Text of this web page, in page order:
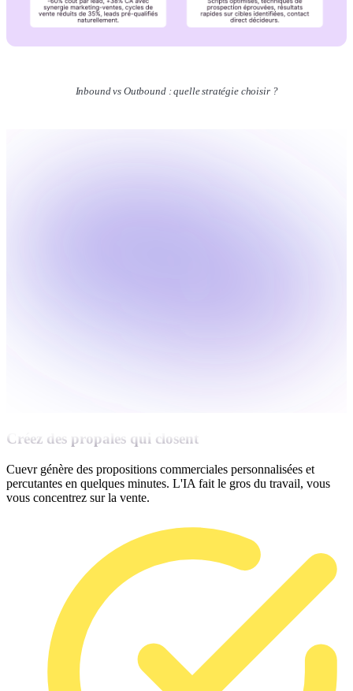
Inbound vs Outbound : quelle stratégie choisir ?
Créez des propales qui closent
Cuevr génère des propositions commerciales personnalisées et
percutantes en quelques minutes. L'IA fait le gros du travail, vous
vous concentrez sur la vente.